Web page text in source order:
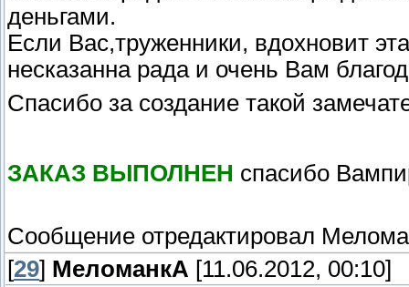
деньгами.
Если Вас,труженники, вдохновит
несказанна рада и очень Вам
Спасибо за создание такой
ЗАКАЗ ВЫПОЛНЕН спасибо
Сообщение отредактировал
[29] МеломанкА [11.06.2012, 00:10]